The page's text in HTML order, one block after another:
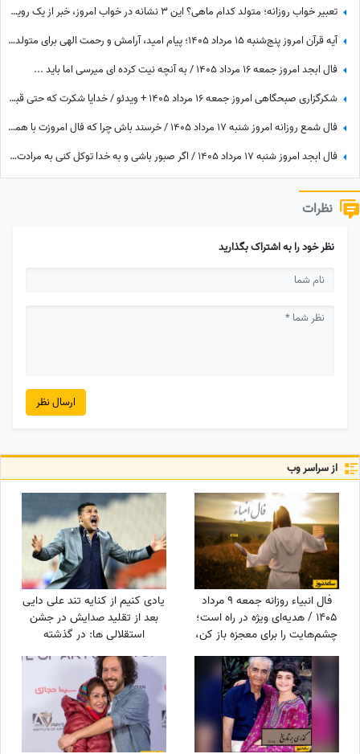
تعبیر خواب روزانه؛ متولد کدام ماهی؟ این 3 نشانه در خواب امروز، خبر از یک رویداد بزرگ می‌دهند! / پنج‌شنبه 15 مرداد 1405
آیه قرآن امروز پنج‌شنبه 15 مرداد 1405؛ پیام امید، آرامش و رحمت الهی برای متولدین ماه‌های مختلف
فال ابجد امروز جمعه 16 مرداد 1405 / به آنچه نیت کرده ای میرسی اما باید ...
شکرگزاری صبحگاهی امروز جمعه 16 مرداد 1405 + ویدئو / خدایا شکرت که حتی قبل از رسیدن آرزوهایم، آرامشِ ایمان به اجابت را در دلم قرار دادی
فال شمع روزانه امروز شنبه 17 مرداد 1405 / خرسند باش چرا که فال امروزت با همیشه فرق داره، تغییر بزرگی در راهه، ثروت، عشق یا سفر
فال ابجد امروز شنبه 17 مرداد 1405 / اگر صبور باشی و به خدا توکل کنی به مرادت خواهی رسید
نظرات
نظر خود را به اشتراک بگذارید
ارسال نظر
از سراسر وب
فال انبیاء روزانه جمعه 9 مرداد
1405 / هدیه‌ای ویژه در راه است؛
چشم‌هایت را برای معجزه باز کن،
دنیا پیامی دارد که قلبت را
خوشحال می‌کند
یادی کنیم از کنایه تند علی دایی
بعد از تقلید صدایش در جشن
استقلالی ها: در گذشته
پادشاهان دلقک‌هایی داشتند که
وظیفه‌شان تقلید صدا و خنداندن
مردم بود+عکس